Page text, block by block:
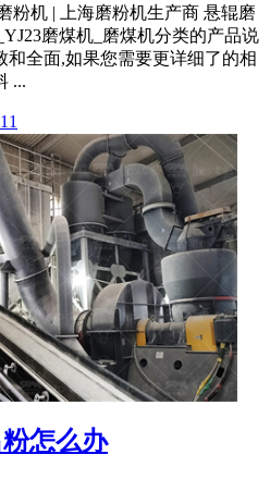
粉机 | 上海磨粉机生产商 悬辊磨
磨煤机_磨煤机分类的产品说
和全面,如果您需要更详细了的相
...
怎么办